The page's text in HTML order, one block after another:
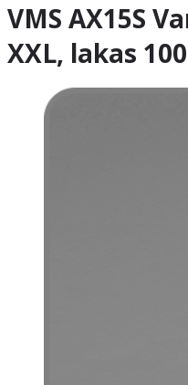
VMS AX15S
XXL, lakas